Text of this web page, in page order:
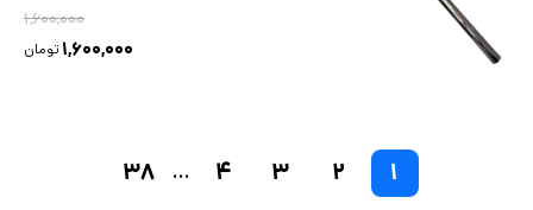
۱,۶۰۰,۰۰۰
۱,۶۰۰,۰۰۰ تومان
۱ ۲ ۳ ۴ ... ۳۸